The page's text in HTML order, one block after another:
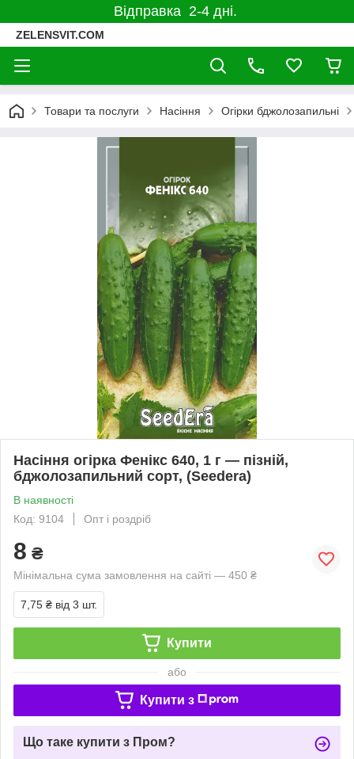
Відправка 2-4 дні.
ZELENSVIT.COM
Товари та послуги Насіння Огірки бджолозапильні
Насіння огірка Фенікс 640, 1 г — пізній,
бджолозапильний сорт, (Seedera)
В наявності
Код: 9104
Опт і роздріб
8 ₴
Мінімальна сума замовлення на сайті — 450 ₴
7,75 ₴ від 3 шт.
Купити
або
Купити з
Що таке купити з Пром?